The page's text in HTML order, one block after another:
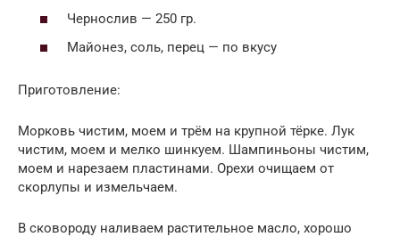
Чернослив — 250 гр.
Майонез, соль, перец — по вкусу
Приготовление:
Морковь чистим, моем и трём на крупной тёрке. Лук
чистим, моем и мелко шинкуем. Шампиньоны чистим,
моем и нарезаем пластинами. Орехи очищаем от
скорлупы и измельчаем.
В сковороду наливаем растительное масло, хорошо